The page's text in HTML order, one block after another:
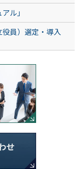
ル」
員）選定・導入